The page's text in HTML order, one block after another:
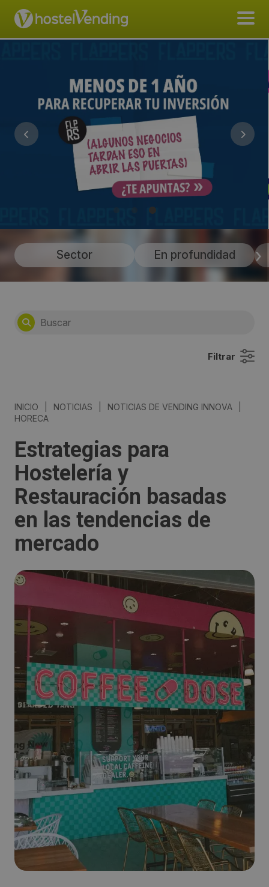
Sector En profundidad
Filtrar
INICIO NOTICIAS NOTICIAS DE VENDING INNOVA
HORECA
Estrategias para
Hostelería y
Restauración basadas
en las tendencias de
mercado